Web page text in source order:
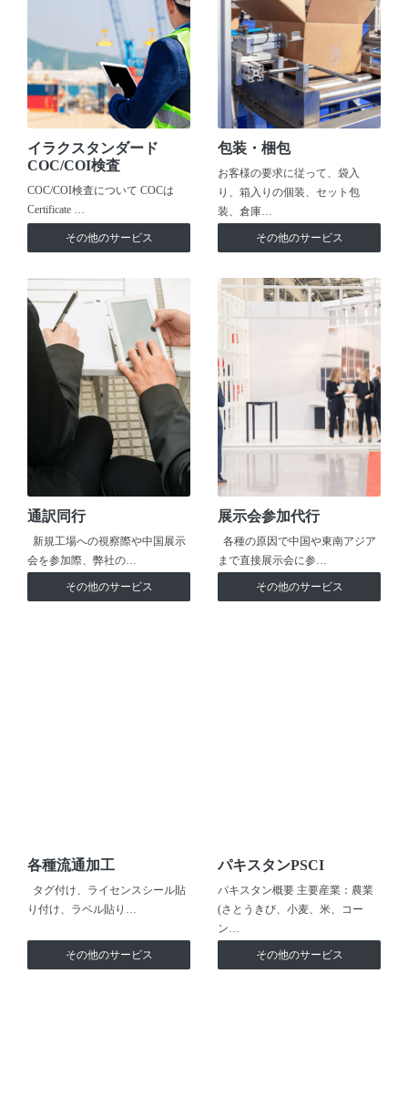
イラクスタンダード
COC/COI検査
COC/COI検査について COCは
Certificate …
その他のサービス
包装・梱包
お客様の要求に従って、袋入
り、箱入りの個装、セット包
装、倉庫…
その他のサービス
通訳同行
新規工場への視察際や中国展示
会を参加際、弊社の…
その他のサービス
展示会参加代行
各種の原因で中国や東南アジア
まで直接展示会に参…
その他のサービス
各種流通加工
タグ付け、ライセンスシール貼
り付け、ラベル貼り…
その他のサービス
パキスタンPSCI
パキスタン概要 主要産業：農業
(さとうきび、小麦、米、コー
ン…
その他のサービス